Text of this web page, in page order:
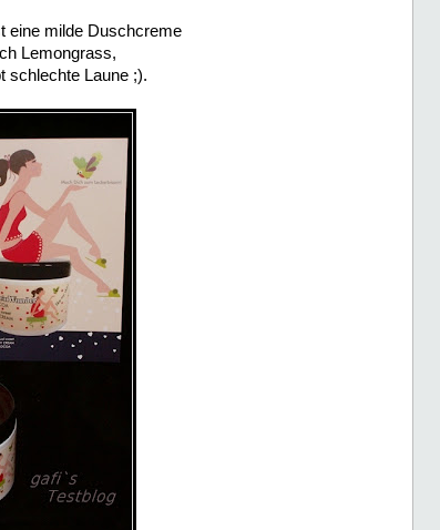
eine milde Duschcreme
Lemongrass,
schlechte Laune ;).